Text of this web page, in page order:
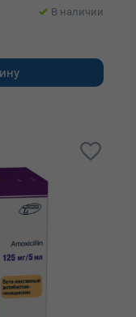
В наличии